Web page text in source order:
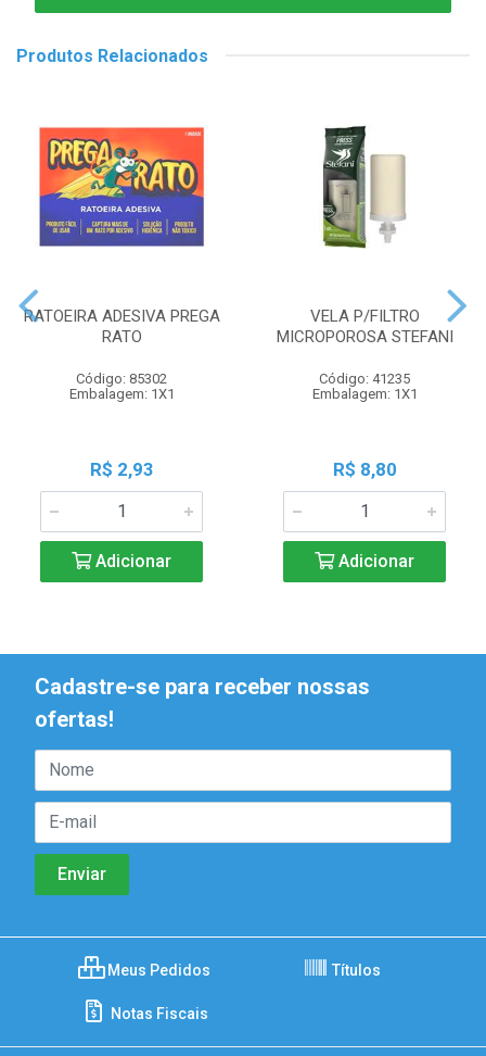
Produtos Relacionados
RATOEIRA ADESIVA PREGA
RATO
Código: 85302
Embalagem: 1X1
R$ 2,93
Adicionar
VELA P/FILTRO
MICROPOROSA STEFANI
Código: 41235
Embalagem: 1X1
R$ 8,80
Adicionar
Cadastre-se para receber nossas
ofertas!
Meus Pedidos Títulos
Notas Fiscais